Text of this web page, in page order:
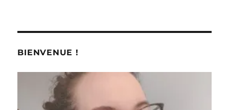
BIENVENUE !